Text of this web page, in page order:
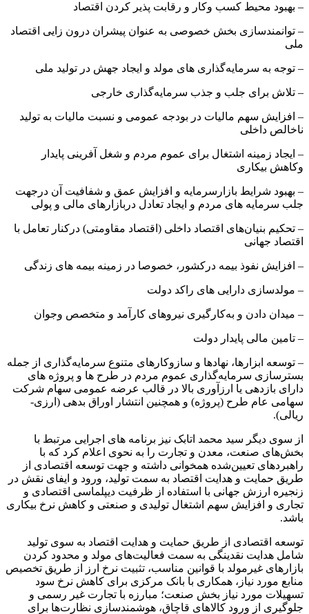
– بهبود محیط کسب وکار و رقابت پذیر کردن اقتصاد
– توانمندسازی بخش خصوصی به عنوان پیشران درون زایی اقتصاد
ملی
– توجه به سرمایه‌گذاری های مولد و ایجاد جهش در تولید ملی
– تلاش برای جلب و جذب سرمایه‌گذاری خارجی
– افزایش سهم مالیات در بودجه عمومی و نسبت مالیات به تولید
ناخالص داخلی
– ایجاد زمینه اشتغال برای عموم مردم و شغل آفرینی پایدار
وکاهش بیکاری
– بهبود شرایط بازارسرمایه و افزایش عمق و شفافیت آن درجهت
جلب سرمایه های مردم و ایجاد تعادل دربازارهای مالی و پولی
– تحکیم بنیان‌های اقتصاد داخلی (اقتصاد مقاومتی) درکنار تعامل با
اقتصاد جهانی
– افزایش نفوذ بیمه درکشور، خصوصا در زمینه بیمه های زندگی
– مولدسازی دارایی های راکد دولت
– میدان دادن و به‌کارگیری نیروهای کارآمد و متخصص وجوان
– تامین مالی پایدار دولت
– توسعه ابزارها، نهادها و سازوکارهای متنوع سرمایه‌گذاری از جمله
بسترسازی سرمایه‌گذاری عموم مردم در طرح ها و پروژه های
دارای بازدهی یا ارزآوری بالا در قالب عرضه عمومی سهام شرکت
سهامی عام طرح (پروژه) و همچنین انتشار اوراق بدهی (ارزی-
ریالی).
از سوی دیگر سید محمد اتابک نیز برنامه های اجرایی مرتبط با
بخش‌های صنعت، معدن و تجارت را به نحوی اعلام کرد که با
راهبردهای تعیین‌شده همخوانی داشته و جهت توسعه اقتصادی از
طریق حمایت و هدایت اقتصاد به سمت تولید، ورود و ایفای نقش در
زنجیره ارزش جهانی با استفاده از ظرفیت دیپلماسی اقتصادی و
تجاری و افزایش سهم اشتغال تولیدی و صنعتی و کاهش نرخ بیکاری
باشد.
توسعه اقتصادی از طریق حمایت و هدایت اقتصاد به سوی تولید
شامل هدایت نقدینگی به سمت فعالیت‌های مولد و محدود کردن
بازارهای غیرمولد با قوانین مناسب، تثبیت نرخ ارز از طریق تخصیص
منابع مورد نیاز، همکاری با بانک مرکزی برای کاهش نرخ سود
تسهیلات مورد نیاز بخش صنعت؛ مبارزه با تجارت غیر رسمی و
جلوگیری از ورود کالاهای قاچاق، هوشمندسازی نظارت‌ها برای